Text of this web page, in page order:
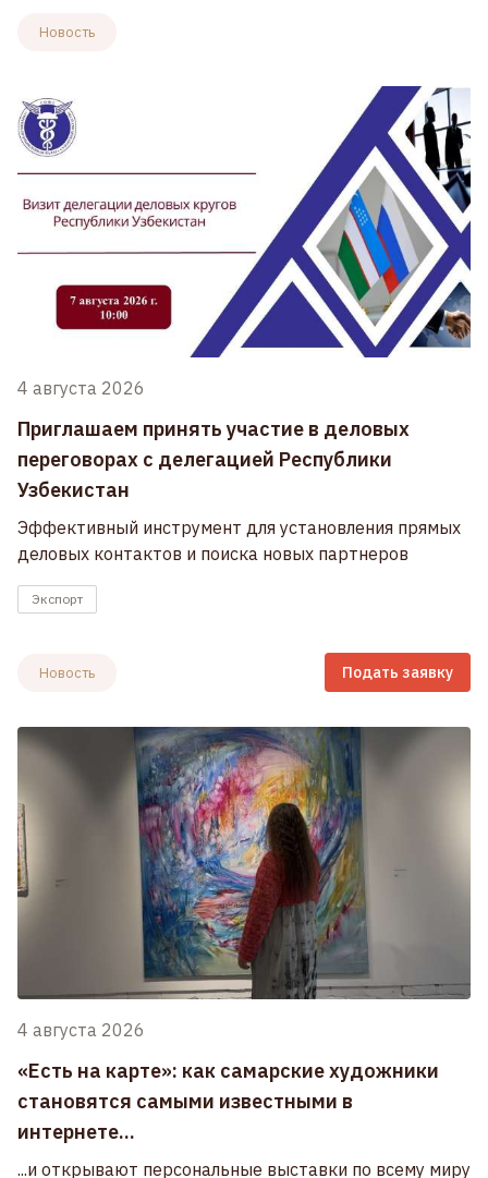
Новость
4 августа 2026
Приглашаем принять участие в деловых
переговорах с делегацией Республики
Узбекистан
Эффективный инструмент для установления прямых
деловых контактов и поиска новых партнеров
Экспорт
Новость Подать заявку
4 августа 2026
«Есть на карте»: как самарские художники
становятся самыми известными в
интернете...
...и открывают персональные выставки по всему миру